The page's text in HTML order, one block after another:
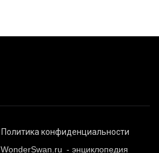
Политика конфиденциальности
WonderSwan.ru - энциклопедия